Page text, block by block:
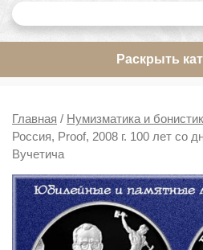
Раскрыть
Главная / Нумизматика и
Россия, Proof, 2008 г. 100 лет со
Вучетича